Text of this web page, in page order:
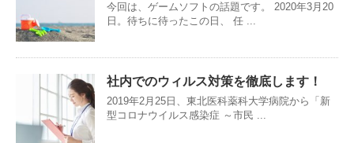
今回は、ゲームソフトの話題です。 2020年3月20
日。待ちに待ったこの日、 任 ...
社内でのウィルス対策を徹底します！
2019年2月25日、東北医科薬科大学病院から「新
型コロナウイルス感染症 ～市民 ...